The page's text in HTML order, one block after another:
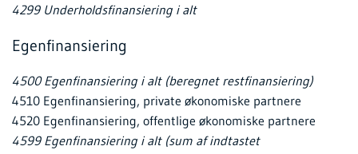
4299 Underholdsfinansiering i alt
Egenfinansiering
4500 Egenfinansiering i alt (beregnet restfinansiering)
4510 Egenfinansiering, private økonomiske partnere
4520 Egenfinansiering, offentlige økonomiske partnere
4599 Egenfinansiering i alt (sum af indtastet